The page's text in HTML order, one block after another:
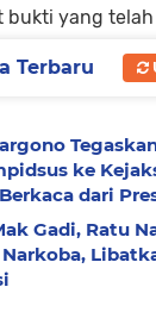
bukti yang
ke
dari
Gadi, Ratu
Terbaru